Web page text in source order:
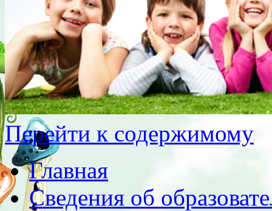
Перейти к содержимому
Главная
Сведения об